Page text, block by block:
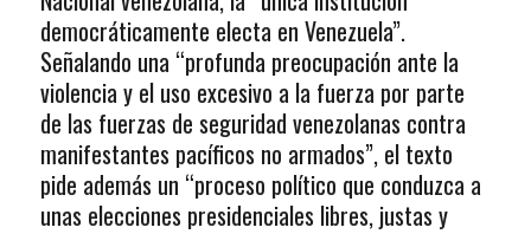
democráticamente electa en Venezuela”.
Señalando una “profunda preocupación ante la
violencia y el uso excesivo a la fuerza por parte
de las fuerzas de seguridad venezolanas contra
manifestantes pacíficos no armados”, el texto
pide además un “proceso político que conduzca a
unas elecciones presidenciales libres, justas y